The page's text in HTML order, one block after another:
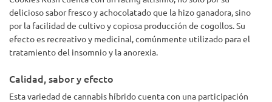
delicioso sabor fresco y achocolatado que la hizo ganadora, sino
por la facilidad de cultivo y copiosa producción de cogollos. Su
efecto es recreativo y medicinal, comúnmente utilizado para el
tratamiento del insomnio y la anorexia.
Calidad, sabor y efecto
Esta variedad de cannabis híbrido cuenta con una participación